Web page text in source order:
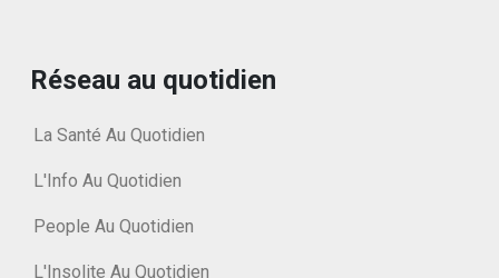
Réseau au quotidien
La Santé Au Quotidien
L'Info Au Quotidien
People Au Quotidien
L'Insolite Au Quotidien